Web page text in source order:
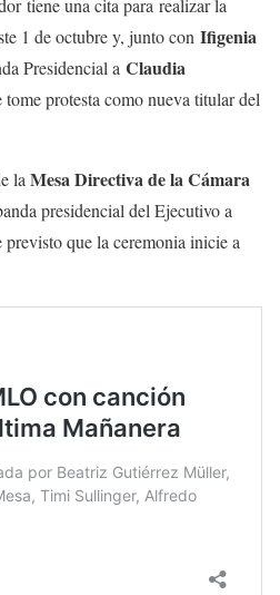
1 de octubre y, junto con Ifigenia
Presidencial a Claudia
tome protesta como nueva titular del
la Mesa Directiva de la Cámara
presidencial del Ejecutivo a
que la ceremonia inicie a